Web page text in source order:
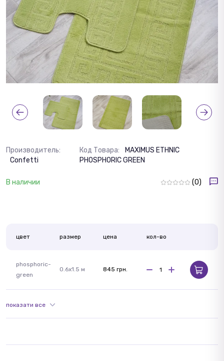
Производитель:
Confetti
Код Товара:
MAXIMUS ETHNIC
PHOSPHORIC GREEN
В наличии (0)
цвет размер цена кол-во
phosphoric-
green
0.6x1.5 м 845 грн.
показати все